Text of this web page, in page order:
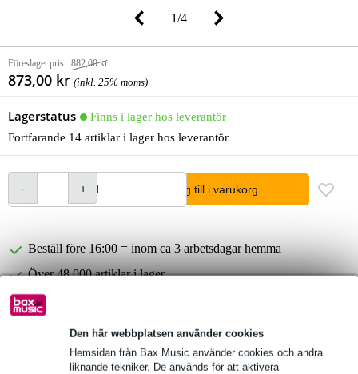
Den här webbplatsen använder cookies
Hemsidan från Bax Music använder cookies och andra
liknande tekniker. De används för att aktivera
1/4
Föreslaget pris 882,00 kr
873,00 kr (inkl. 25% moms)
Lagerstatus
Finns i lager hos leverantör
Fortfarande 14 artiklar i lager hos leverantör
lägg till i varukorg
Beställ före 16:00 = inom ca 3 arbetsdagar hemma
Över 48 000 artiklar i lager
1 250 ledande varumärken
Produktinformation